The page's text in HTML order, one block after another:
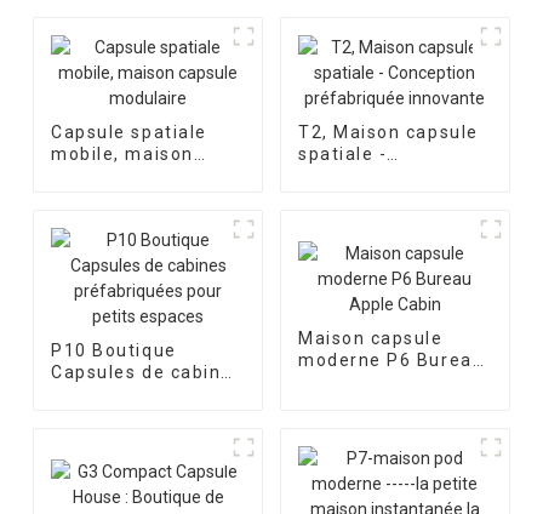
Capsule spatiale
mobile, maison
T2, Maison capsule
spatiale -
P10 Boutique
Capsules de cabines
Maison capsule
moderne P6 Bureau